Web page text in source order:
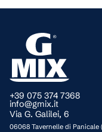
+39 075 374 7368
info@gmix.it
Via G. Galilei, 6
06068 Tavernelle di Panicale